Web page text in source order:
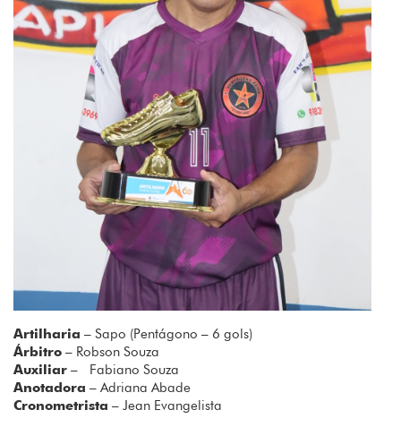
Artilharia – Sapo (Pentágono – 6 gols)
Árbitro – Robson Souza
Auxiliar – Fabiano Souza
Anotadora – Adriana Abade
Cronometrista – Jean Evangelista